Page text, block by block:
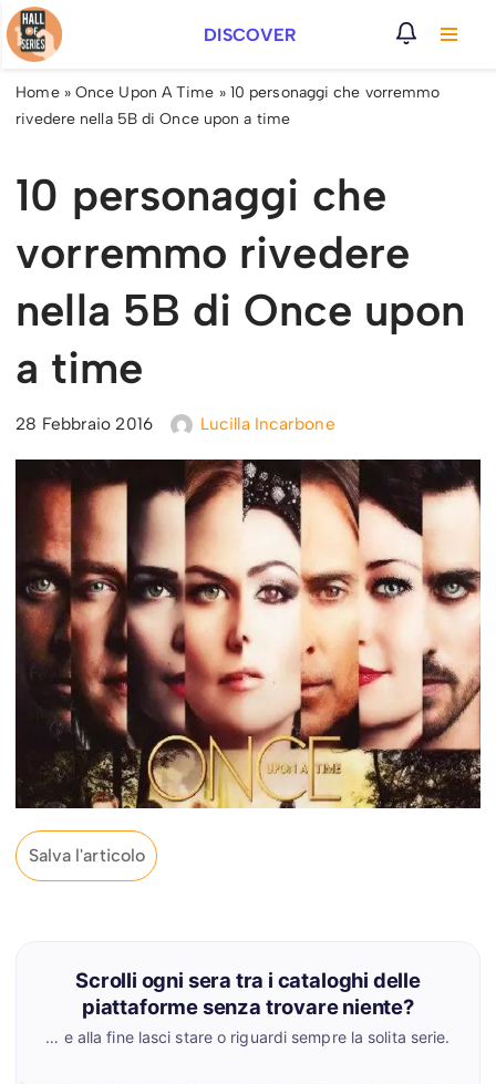
Vai
al
contenuto
DISCOVER
Home» Once Upon A Time » 10 personaggi che vorremmo
rivedere nella 5B di Once upon a time
10 personaggi che
vorremmo rivedere
nella 5B di Once upon
a time
28 Febbraio 2016 Lucilla Incarbone
Salva l'articolo
Scrolli ogni sera tra i cataloghi delle
piattaforme senza trovare niente?
… e alla fine lasci stare o riguardi sempre la solita serie.